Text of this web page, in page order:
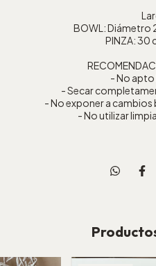
BOWL: Diámetro
PINZA: 30
- No apto
- Secar
- No exponer a
- No utilizar